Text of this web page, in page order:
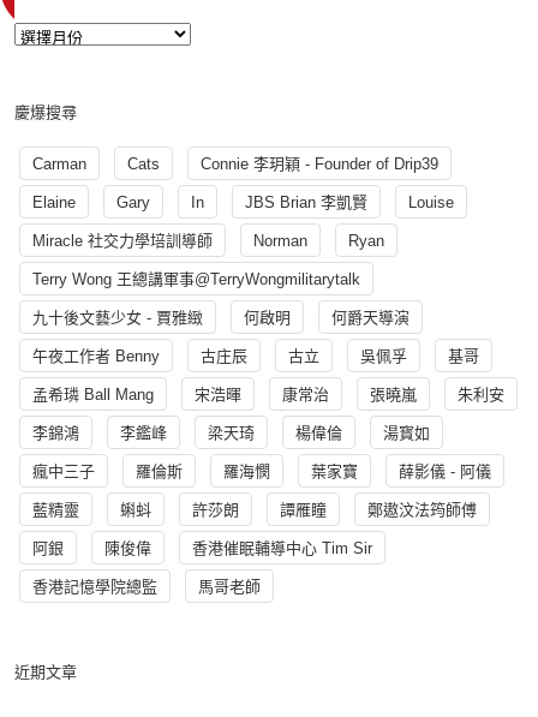
慶爆搜尋
Carman Cats Connie 李玥穎 - Founder of Drip39
Elaine Gary In JBS Brian 李凱賢 Louise
Miracle 社交力學培訓導師 Norman Ryan
Terry Wong 王總講軍事@TerryWongmilitarytalk
九十後文藝少女 - 賈雅緻 何啟明 何爵天導演
午夜工作者 Benny 古庄辰 古立 吳佩孚 基哥
孟希璘 Ball Mang 宋浩暉 康常治 張曉嵐 朱利安
李錦鴻 李鑑峰 梁天琦 楊偉倫 湯寳如
瘋中三子 羅倫斯 羅海憫 葉家寶 薛影儀 - 阿儀
藍精靈 蝌蚪 許莎朗 譚雁瞳 鄭遨汶法筠師傅
阿銀 陳俊偉 香港催眠輔導中心 Tim Sir
香港記憶學院總監 馬哥老師
近期文章